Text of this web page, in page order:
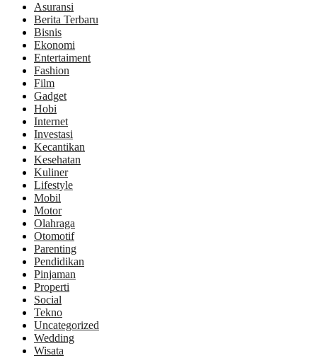
Asuransi
Berita Terbaru
Bisnis
Ekonomi
Entertaiment
Fashion
Film
Gadget
Hobi
Internet
Investasi
Kecantikan
Kesehatan
Kuliner
Lifestyle
Mobil
Motor
Olahraga
Otomotif
Parenting
Pendidikan
Pinjaman
Properti
Social
Tekno
Uncategorized
Wedding
Wisata